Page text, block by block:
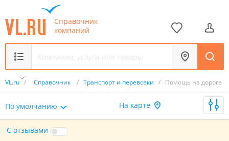
Справочник
компаний
VL.ru / Справочник / Транспорт и перевозки / Помощь на дороге
По умолчанию На карте
С отзывами